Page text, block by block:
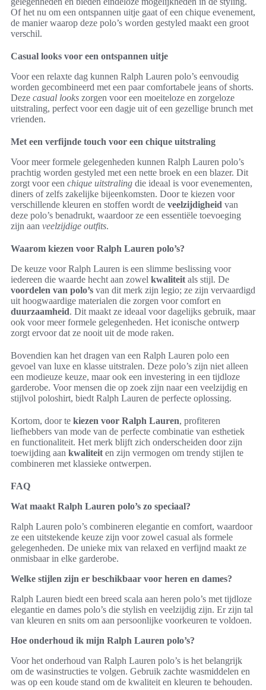
Of het nu om een ontspannen uitje gaat of een chique evenement,
de manier waarop deze polo’s worden gestyled maakt een groot
verschil.
Casual looks voor een ontspannen uitje
Voor een relaxte dag kunnen Ralph Lauren polo’s eenvoudig
worden gecombineerd met een paar comfortabele jeans of shorts.
Deze casual looks zorgen voor een moeiteloze en zorgeloze
uitstraling, perfect voor een dagje uit of een gezellige brunch met
vrienden.
Met een verfijnde touch voor een chique uitstraling
Voor meer formele gelegenheden kunnen Ralph Lauren polo’s
prachtig worden gestyled met een nette broek en een blazer. Dit
zorgt voor een chique uitstraling die ideaal is voor evenementen,
diners of zelfs zakelijke bijeenkomsten. Door te kiezen voor
verschillende kleuren en stoffen wordt de veelzijdigheid van
deze polo’s benadrukt, waardoor ze een essentiële toevoeging
zijn aan veelzijdige outfits.
Waarom kiezen voor Ralph Lauren polo’s?
De keuze voor Ralph Lauren is een slimme beslissing voor
iedereen die waarde hecht aan zowel kwaliteit als stijl. De
voordelen van polo’s van dit merk zijn legio; ze zijn vervaardigd
uit hoogwaardige materialen die zorgen voor comfort en
duurzaamheid. Dit maakt ze ideaal voor dagelijks gebruik, maar
ook voor meer formele gelegenheden. Het iconische ontwerp
zorgt ervoor dat ze nooit uit de mode raken.
Bovendien kan het dragen van een Ralph Lauren polo een
gevoel van luxe en klasse uitstralen. Deze polo’s zijn niet alleen
een modieuze keuze, maar ook een investering in een tijdloze
garderobe. Voor mensen die op zoek zijn naar een veelzijdig en
stijlvol poloshirt, biedt Ralph Lauren de perfecte oplossing.
Kortom, door te kiezen voor Ralph Lauren, profiteren
liefhebbers van mode van de perfecte combinatie van esthetiek
en functionaliteit. Het merk blijft zich onderscheiden door zijn
toewijding aan kwaliteit en zijn vermogen om trendy stijlen te
combineren met klassieke ontwerpen.
FAQ
Wat maakt Ralph Lauren polo’s zo speciaal?
Ralph Lauren polo’s combineren elegantie en comfort, waardoor
ze een uitstekende keuze zijn voor zowel casual als formele
gelegenheden. De unieke mix van relaxed en verfijnd maakt ze
onmisbaar in elke garderobe.
Welke stijlen zijn er beschikbaar voor heren en dames?
Ralph Lauren biedt een breed scala aan heren polo’s met tijdloze
elegantie en dames polo’s die stylish en veelzijdig zijn. Er zijn tal
van kleuren en snits om aan persoonlijke voorkeuren te voldoen.
Hoe onderhoud ik mijn Ralph Lauren polo’s?
Voor het onderhoud van Ralph Lauren polo’s is het belangrijk
om de wasinstructies te volgen. Gebruik zachte wasmiddelen en
was op een koude stand om de kwaliteit en kleuren te behouden.